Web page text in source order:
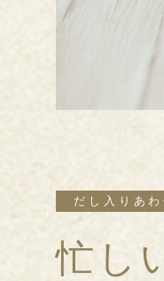
だし入りあわ
忙し